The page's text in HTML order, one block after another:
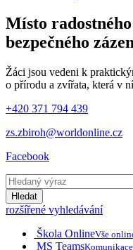
Místo
bezpečného
Žáci jsou vedeni k
o přírodu a zvířata, která v
+420 371 794 439
zs.zbiroh@worldonline.cz
Facebook
Hledat
rozšířené vyhledávání
Škola OnlineVše
MS TeamsKomunikace